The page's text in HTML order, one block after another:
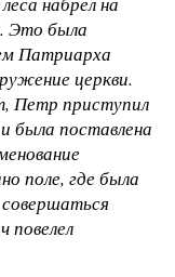
Это была
Патриарха
церкви.
Петр приступил
была поставлена
поле, где была
повелел